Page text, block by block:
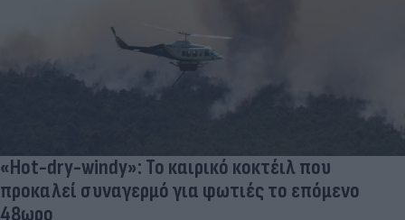
«Hot-dry-windy»: Το καιρικό κοκτέιλ που
προκαλεί συναγερμό για φωτιές το επόμενο
48ωρο